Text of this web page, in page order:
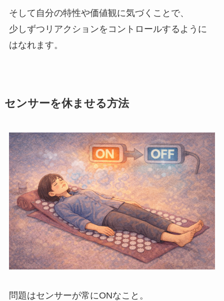
そして自分の特性や価値観に気づくことで、
少しずつリアクションをコントロールするように
はなれます。
センサーを休ませる方法
問題はセンサーが常にONなこと。